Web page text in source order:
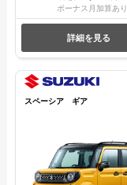
ボーナス月加算あり
詳細を見る
スペーシア ギア